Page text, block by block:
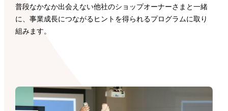
普段なかなか出会えない他社のショップオーナーさまと一緒
に、事業成長につながるヒントを得られるプログラムに取り
組みます。